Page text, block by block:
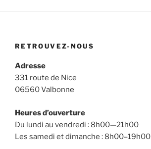
RETROUVEZ-NOUS
Adresse
331 route de Nice
06560 Valbonne
Heures d’ouverture
Du lundi au vendredi : 8h00—21h00
Les samedi et dimanche : 8h00–19h00